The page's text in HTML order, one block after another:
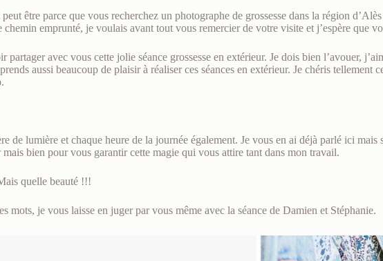
être parce que vous recherchez un photographe de grossesse dans la région
emprunté, je voulais avant tout vous remercier de votre visite et j’espère que
partager avec vous cette jolie séance grossesse en extérieur. Je dois bien l’avouer,
aussi beaucoup de plaisir à réaliser ces séances en extérieur. Je chéris
de lumière et chaque heure de la journée également. Je vous en ai déjà parlé ici
mais bien pour vous garantir cette magie qui vous attire tant dans mon travail.
quelle beauté !!!
mots, je vous laisse en juger par vous même avec la séance de Damien et Stéphanie.